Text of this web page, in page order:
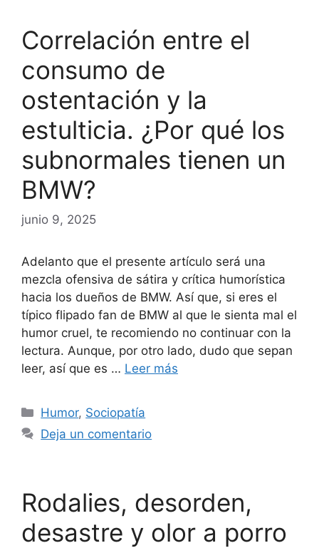
Correlación entre el
consumo de
ostentación y la
estulticia. ¿Por qué los
subnormales tienen un
BMW?
junio 9, 2025
Adelanto que el presente artículo será una
mezcla ofensiva de sátira y crítica humorística
hacia los dueños de BMW. Así que, si eres el
típico flipado fan de BMW al que le sienta mal el
humor cruel, te recomiendo no continuar con la
lectura. Aunque, por otro lado, dudo que sepan
leer, así que es … Leer más
Categorías
Humor, Sociopatía
Deja un comentario
Rodalies, desorden,
desastre y olor a porro